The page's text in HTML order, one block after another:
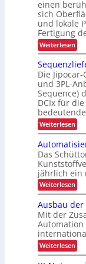
r
h
ä
l
t
l
c
h
e
r
I
n
t
r
a
l
o
g
i
s
t
i
k
f
ü
r
d
a
s
K
I
-
Z
e
i
a
l
t
e
r
t
e
r
-
T
e
s
t
c
e
n
t
e
r
f
ü
r
u
n
d
e
n
einen
sich
und lokale
Fertigung
Weiterlesen:
S
c
h
n
e
l
l
e
r
e
P
r
o
z
e
s
s
r
ü
c
k
m
e
l
d
Die
und 3PL-
Sequence)
DCIx für
Weiterlesen:
S
q
u
e
n
z
l
e
f
e
r
u
n
g
Das
jährlich ein
Weiterlesen:
A
t
o
m
a
t
i
s
Ausbau der
Mit der
Automation
Weiterlesen:
A